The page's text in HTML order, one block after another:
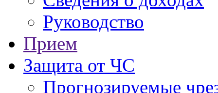
Руководство
Прием
Защита от ЧС
Прогнозируемые